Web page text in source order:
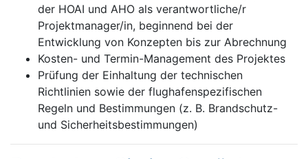
der HOAI und AHO als verantwortliche/r
Projektmanager/in, beginnend bei der
Entwicklung von Konzepten bis zur Abrechnung
Kosten- und Termin-Management des Projektes
Prüfung der Einhaltung der technischen
Richtlinien sowie der flughafenspezifischen
Regeln und Bestimmungen (z. B. Brandschutz-
und Sicherheitsbestimmungen)